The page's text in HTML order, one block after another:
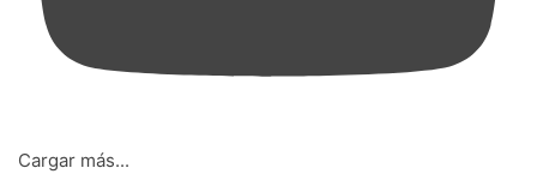
Cargar más...